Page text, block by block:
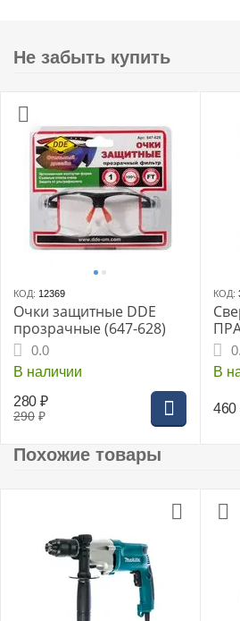
Не забыть купить
КОД: 12369
Очки защитные DDE
прозрачные (647-628)
0.0
В наличии
290 ₽
280 ₽
КОД:
30-
В
460
Похожие товары